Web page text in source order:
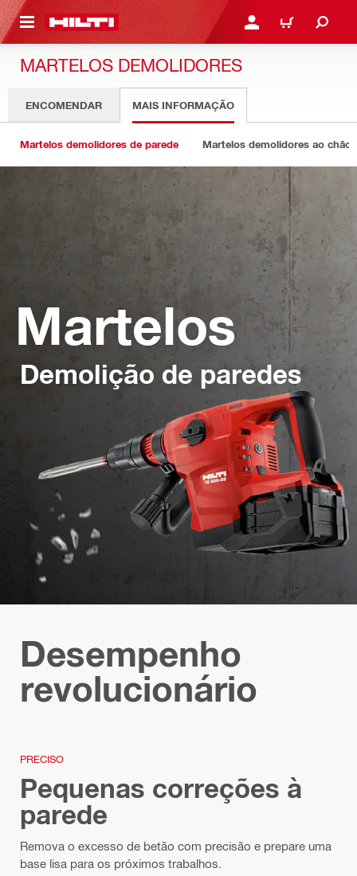
CONTENT ENTRAR OU REGISTAR
CARRINHO
MARTELOS DEMOLIDORES
ENCOMENDAR MAIS INFORMAÇÃO
Martelos demolidores de parede Martelos demolidores ao chão
Martelos
Demolição de paredes
Desempenho
revolucionário
PRECISO
Pequenas correções à
parede
Remova o excesso de betão com precisão e prepare uma
base lisa para os próximos trabalhos.